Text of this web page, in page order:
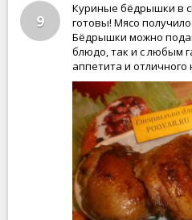
9
Куриные бёдрышки в
готовы! Мясо
Бёдрышки можно
блюдо, так и с любым
аппетита и отличного